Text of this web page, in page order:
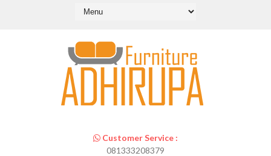
Customer Service :
081333208379